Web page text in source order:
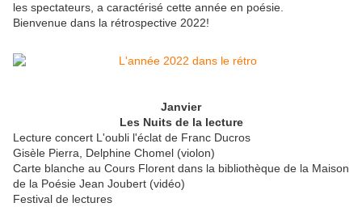
les spectateurs, a caractérisé cette année en poésie.
Bienvenue dans la rétrospective 2022!
Janvier
Les Nuits de la lecture
Lecture concert L'oubli l'éclat de Franc Ducros
Gisèle Pierra, Delphine Chomel (violon)
Carte blanche au Cours Florent dans la bibliothèque de la Maison
de la Poésie Jean Joubert (vidéo)
Festival de lectures